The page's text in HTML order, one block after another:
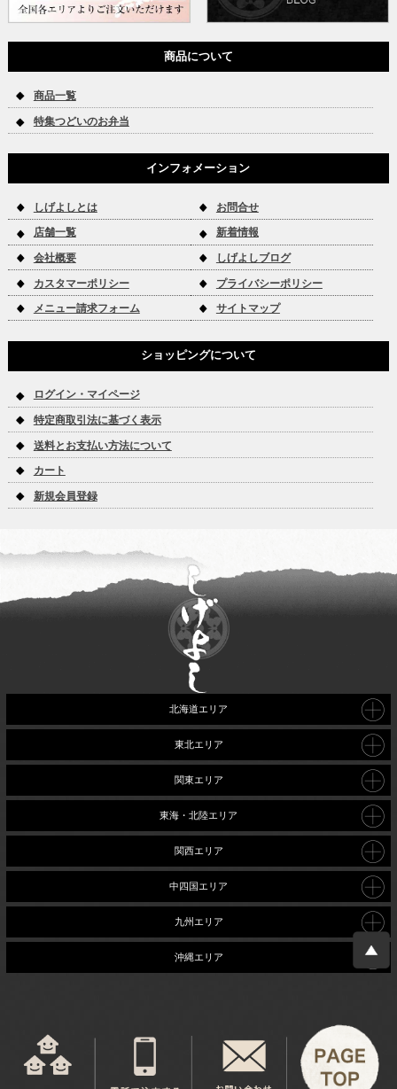
商品について
商品一覧
特集つどいのお弁当
インフォメーション
しげよしとは お問合せ
店舗一覧 新着情報
会社概要 しげよしブログ
カスタマーポリシー プライバシーポリシー
メニュー請求フォーム サイトマップ
ショッピングについて
ログイン・マイページ
特定商取引法に基づく表示
送料とお支払い方法について
カート
新規会員登録
北海道エリア
東北エリア
関東エリア
東海・北陸エリア
関西エリア
中四国エリア
九州エリア
沖縄エリア